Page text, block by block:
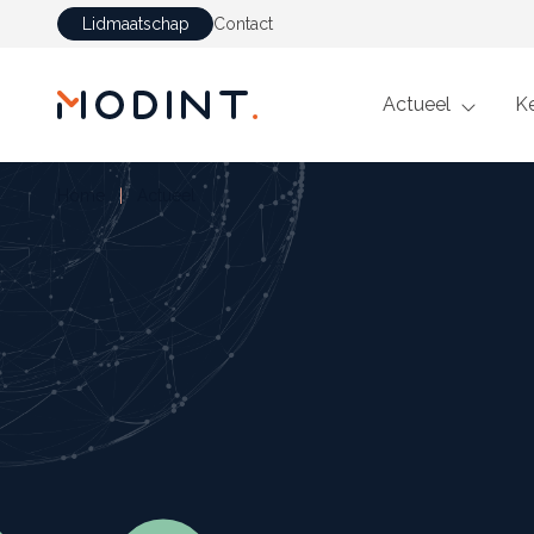
GA NAAR DE INHOUD
Lidmaatschap Contact
Actueel
Home